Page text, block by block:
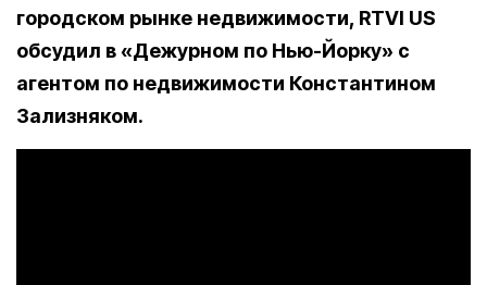
городском рынке недвижимости, RTVI US
обсудил в «Дежурном по Нью-Йорку» с
агентом по недвижимости Константином
Зализняком.